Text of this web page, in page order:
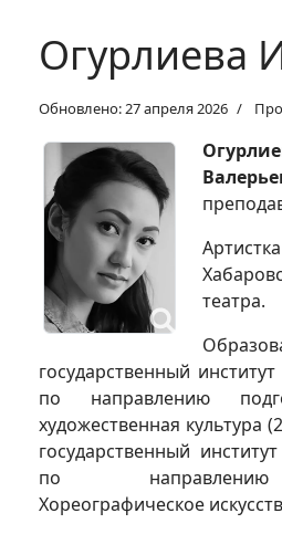
Огурлиева
Обновлено: 27 апреля 2026
театра.
государственный
по направлению
художественная культура
государственный
по
Хореографическое